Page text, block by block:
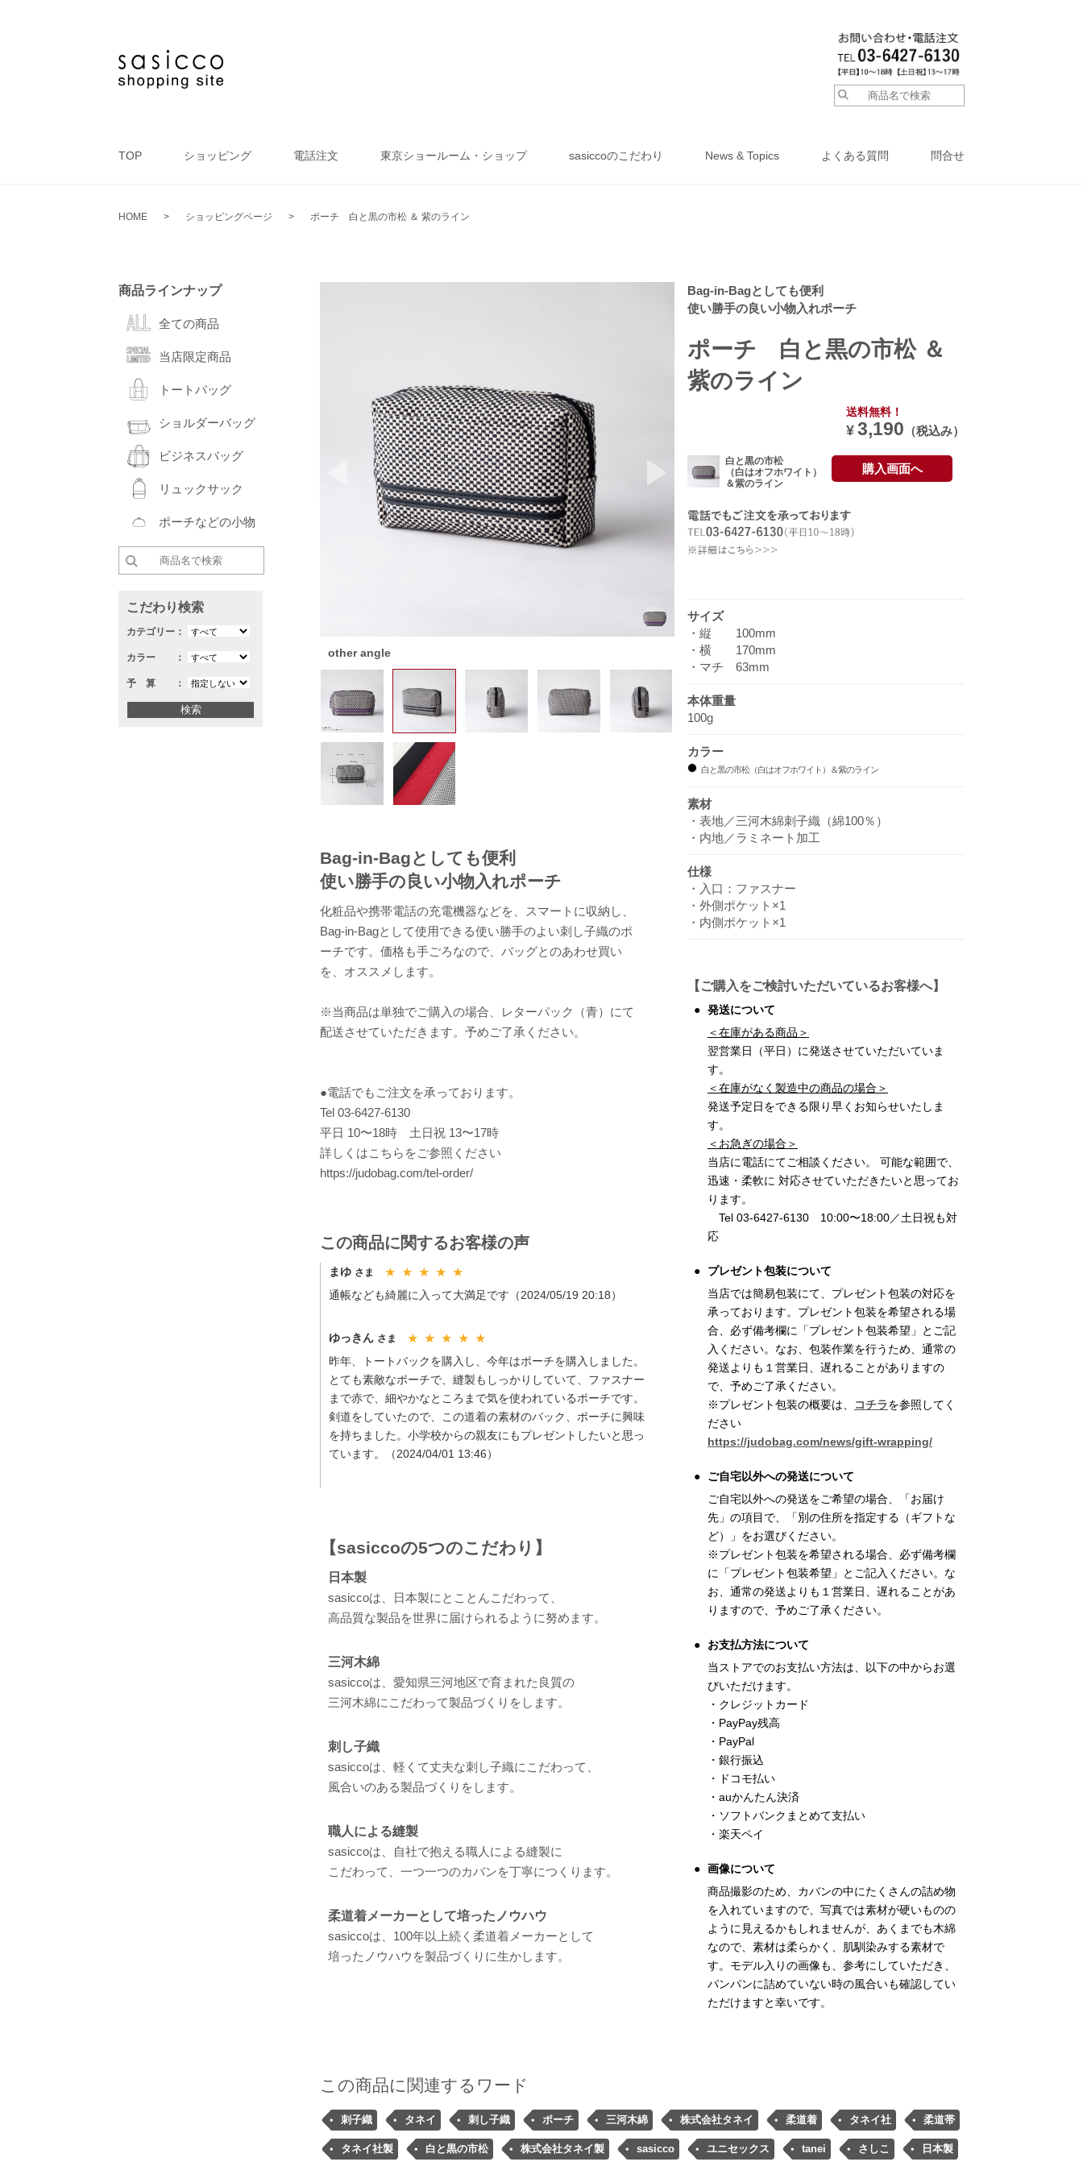
TOP ショッピング 電話注文 東京ショールーム・ショップ sasiccoのこだわり News & Topics よくある質問 問合せ
HOME > ショッピングページ > ポーチ 白と黒の市松 ＆ 紫のライン
商品ラインナップ
全ての商品
当店限定商品
トートバッグ
ショルダーバッグ
ビジネスバッグ
リュックサック
ポーチなどの小物
こだわり検索
カテゴリー：
カラー ：
予 算 ：
other angle
Bag-in-Bagとしても便利
使い勝手の良い小物入れポーチ
化粧品や携帯電話の充電機器などを、スマートに収納し、
Bag-in-Bagとして使用できる使い勝手のよい刺し子織のポ
ーチです。価格も手ごろなので、バッグとのあわせ買い
を、オススメします。
※当商品は単独でご購入の場合、レターパック（青）にて
配送させていただきます。予めご了承ください。
●電話でもご注文を承っております。
Tel 03-6427-6130
平日 10〜18時 土日祝 13〜17時
詳しくはこちらをご参照ください
https://judobag.com/tel-order/
この商品に関するお客様の声
まゆ さま ★ ★ ★ ★ ★
通帳なども綺麗に入って大満足です（2024/05/19 20:18）
ゆっきん さま ★ ★ ★ ★ ★
昨年、トートバックを購入し、今年はポーチを購入しました。
とても素敵なポーチで、縫製もしっかりしていて、ファスナー
まで赤で、細やかなところまで気を使われているポーチです。
剣道をしていたので、この道着の素材のバック、ポーチに興味
を持ちました。小学校からの親友にもプレゼントしたいと思っ
ています。（2024/04/01 13:46）
【sasiccoの5つのこだわり】
日本製
sasiccoは、日本製にとことんこだわって、
高品質な製品を世界に届けられるように努めます。
三河木綿
sasiccoは、愛知県三河地区で育まれた良質の
三河木綿にこだわって製品づくりをします。
刺し子織
sasiccoは、軽くて丈夫な刺し子織にこだわって、
風合いのある製品づくりをします。
職人による縫製
sasiccoは、自社で抱える職人による縫製に
こだわって、一つ一つのカバンを丁寧につくります。
柔道着メーカーとして培ったノウハウ
sasiccoは、100年以上続く柔道着メーカーとして
培ったノウハウを製品づくりに生かします。
Bag-in-Bagとしても便利
使い勝手の良い小物入れポーチ
ポーチ 白と黒の市松 ＆
紫のライン
¥
送料無料！
3,190 （税込み）
白と黒の市松
（白はオフホワイト）
＆紫のライン
購入画面へ
サイズ
・縦 100mm
・横 170mm
・マチ 63mm
本体重量
100g
カラー
白と黒の市松（白はオフホワイト）＆紫のライン
素材
・表地／三河木綿刺子織（綿100％）
・内地／ラミネート加工
仕様
・入口：ファスナー
・外側ポケット×1
・内側ポケット×1
【ご購入をご検討いただいているお客様へ】
発送について
＜在庫がある商品＞
翌営業日（平日）に発送させていただいていま
す。
＜在庫がなく製造中の商品の場合＞
発送予定日をできる限り早くお知らせいたしま
す。
＜お急ぎの場合＞
当店に電話にてご相談ください。 可能な範囲で、
迅速・柔軟に 対応させていただきたいと思ってお
ります。
Tel 03-6427-6130 10:00〜18:00／土日祝も対
応
プレゼント包装について
当店では簡易包装にて、プレゼント包装の対応を
承っております。プレゼント包装を希望される場
合、必ず備考欄に「プレゼント包装希望」とご記
入ください。なお、包装作業を行うため、通常の
発送よりも１営業日、遅れることがありますの
で、予めご了承ください。
※プレゼント包装の概要は、
コチラを参照してく
ださい
https://judobag.com/news/gift-wrapping/
ご自宅以外への発送について
ご自宅以外への発送をご希望の場合、「お届け
先」の項目で、「別の住所を指定する（ギフトな
ど）」をお選びください。
※プレゼント包装を希望される場合、必ず備考欄
に「プレゼント包装希望」とご記入ください。な
お、通常の発送よりも１営業日、遅れることがあ
りますので、予めご了承ください。
お支払方法について
当ストアでのお支払い方法は、以下の中からお選
びいただけます。
・クレジットカード
・PayPay残高
・PayPal
・銀行振込
・ドコモ払い
・auかんたん決済
・ソフトバンクまとめて支払い
・楽天ペイ
画像について
商品撮影のため、カバンの中にたくさんの詰め物
を入れていますので、写真では素材が硬いものの
ように見えるかもしれませんが、あくまでも木綿
なので、素材は柔らかく、肌馴染みする素材で
す。モデル入りの画像も、参考にしていただき、
パンパンに詰めていない時の風合いも確認してい
ただけますと幸いです。
この商品に関連するワード
刺子織 タネイ 刺し子織 ポーチ 三河木綿 株式会社タネイ 柔道着 タネイ社 柔道帯
タネイ社製 白と黒の市松 株式会社タネイ製 sasicco ユニセックス tanei さしこ 日本製